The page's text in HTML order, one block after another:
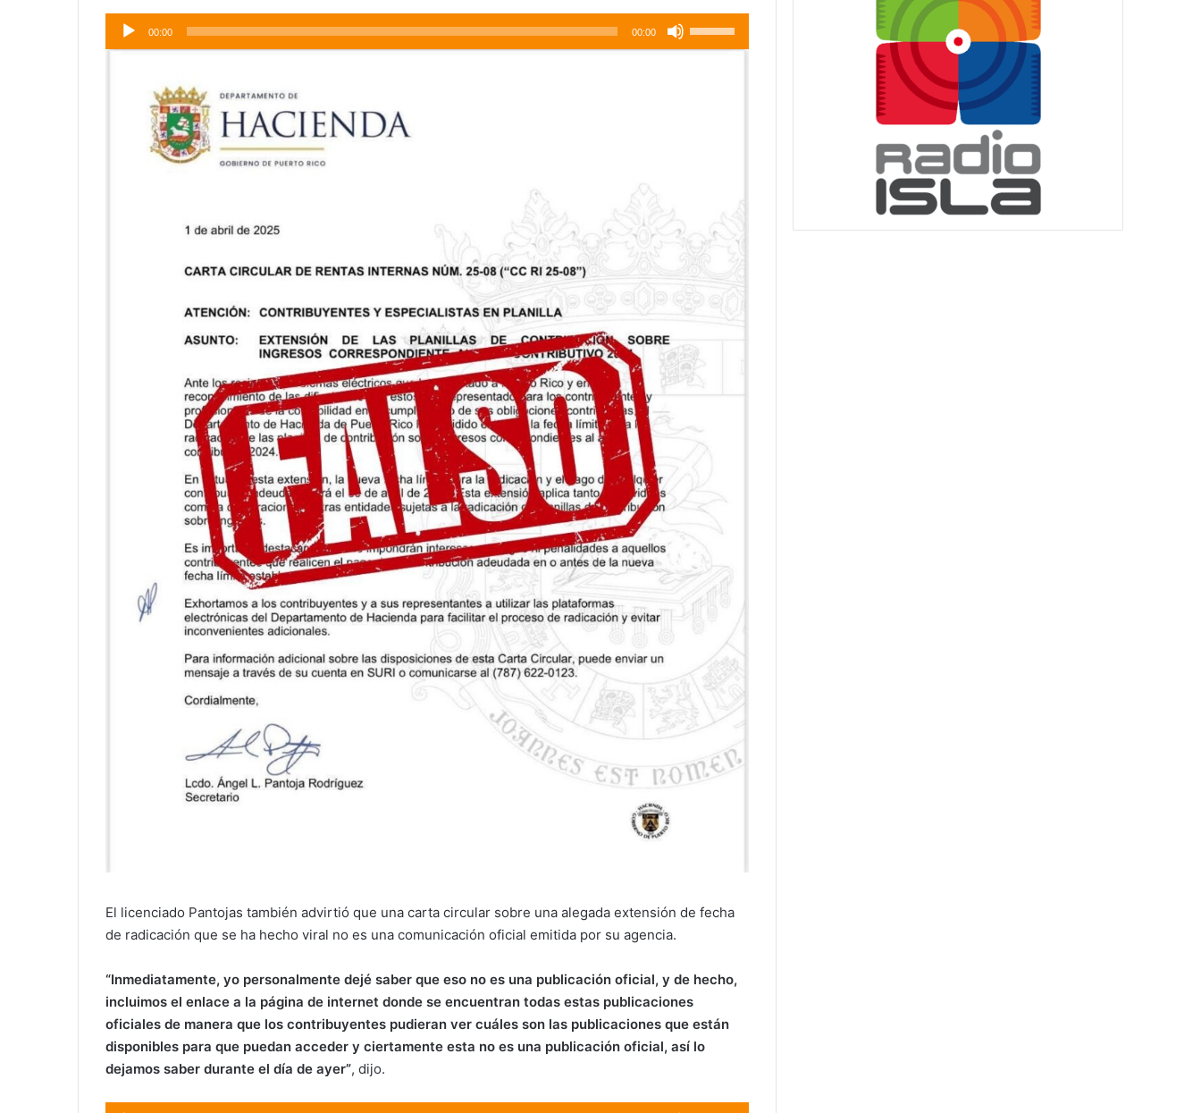
Audio
Player
00:00 00:00
Up/Down
El licenciado Pantojas también advirtió que una carta circular sobre una alegada extensión de fecha
de radicación que se ha hecho viral no es una comunicación oficial emitida por su agencia.
“Inmediatamente, yo personalmente dejé saber que eso no es una publicación oficial, y de hecho,
incluimos el enlace a la página de internet donde se encuentran todas estas publicaciones
oficiales de manera que los contribuyentes pudieran ver cuáles son las publicaciones que están
disponibles para que puedan acceder y ciertamente esta no es una publicación oficial, así lo
dejamos saber durante el día de ayer”, dijo.